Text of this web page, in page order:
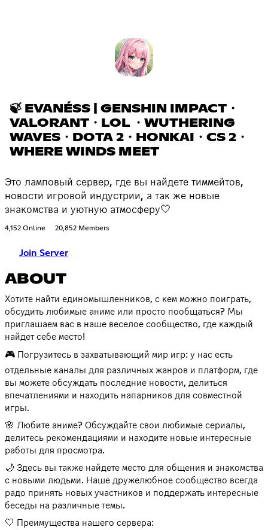
🍃 EVANÉSS | GENSHIN IMPACT・
VALORANT・LOL ・WUTHERING
WAVES・DOTA 2・HONKAI・CS 2・
WHERE WINDS MEET
Это ламповый сервер, где вы найдете тиммейтов,
новости игровой индустрии, а так же новые
знакомства и уютную атмосферу🤍
4,152 Online 20,852 Members
Join Server
ABOUT
Хотите найти единомышленников, с кем можно поиграть,
обсудить любимые аниме или просто пообщаться? Мы
приглашаем вас в наше веселое сообщество, где каждый
найдет себе место!
🎮 Погрузитесь в захватывающий мир игр: у нас есть
отдельные каналы для различных жанров и платформ, где
вы можете обсуждать последние новости, делиться
впечатлениями и находить напарников для совместной
игры.
🌸 Любите аниме? Обсуждайте свои любимые сериалы,
делитесь рекомендациями и находите новые интересные
работы для просмотра.
🌙 Здесь вы также найдете место для общения и знакомства
с новыми людьми. Наше дружелюбное сообщество всегда
радо принять новых участников и поддержать интересные
беседы на различные темы.
🤍 Преимущества нашего сервера: